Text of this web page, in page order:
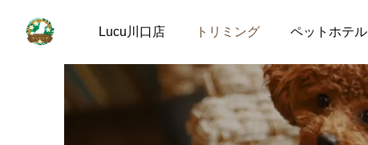
Lucu川口店 トリミング ペットホテル